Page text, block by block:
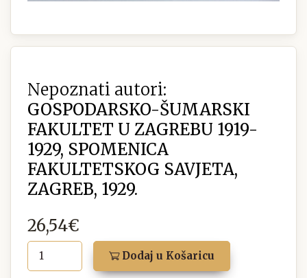
Nepoznati autori:
GOSPODARSKO-ŠUMARSKI
FAKULTET U ZAGREBU 1919-
1929, SPOMENICA
FAKULTETSKOG SAVJETA,
ZAGREB, 1929.
26,54€
Dodaj u Košaricu